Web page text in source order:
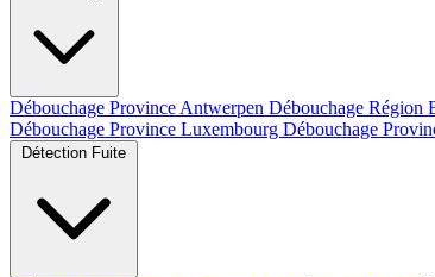
Débouchage Province Antwerpen Débouchage Région
Débouchage Province Luxembourg Débouchage